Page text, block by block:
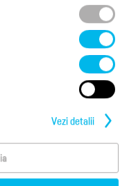
Termeni de utilizare
Vezi detalii